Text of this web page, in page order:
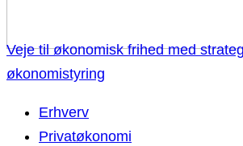
Veje til økonomisk frihed med
økonomistyring
Erhverv
Privatøkonomi